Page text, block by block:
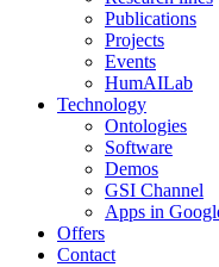
Publications
Projects
Events
HumAILab
Technology
Ontologies
Software
Demos
GSI Channel
Apps in
Offers
Contact